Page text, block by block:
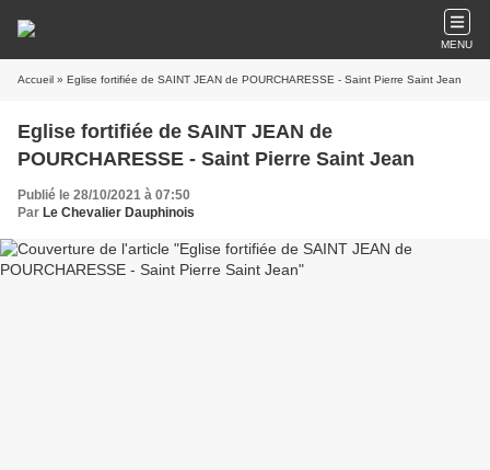
MENU
Accueil » Eglise fortifiée de SAINT JEAN de POURCHARESSE - Saint Pierre Saint Jean
Eglise fortifiée de SAINT JEAN de
POURCHARESSE - Saint Pierre Saint Jean
Publié le 28/10/2021 à 07:50
Par Le Chevalier Dauphinois